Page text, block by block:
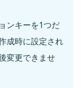
ンキーを1つだ
成時に設定され
変更できませ